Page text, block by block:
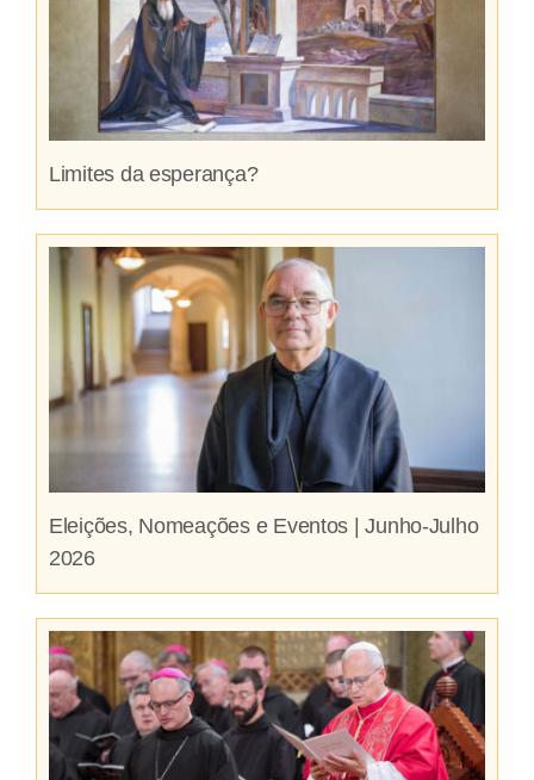
Limites da esperança?
Eleições, Nomeações e Eventos | Junho-Julho
2026